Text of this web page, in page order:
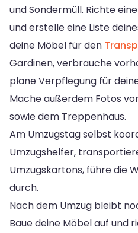
und Sondermüll. Richte
und erstelle eine Liste
deine Möbel für den
Gardinen, verbrauche
plane Verpflegung für
Mache außerdem Fotos
sowie dem Treppenhaus.
Am Umzugstag selbst
Umzugshelfer,
Umzugskartons, führe die
durch.
Nach dem Umzug bleibt
Baue deine Möbel auf und